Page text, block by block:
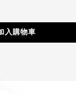
入購物車